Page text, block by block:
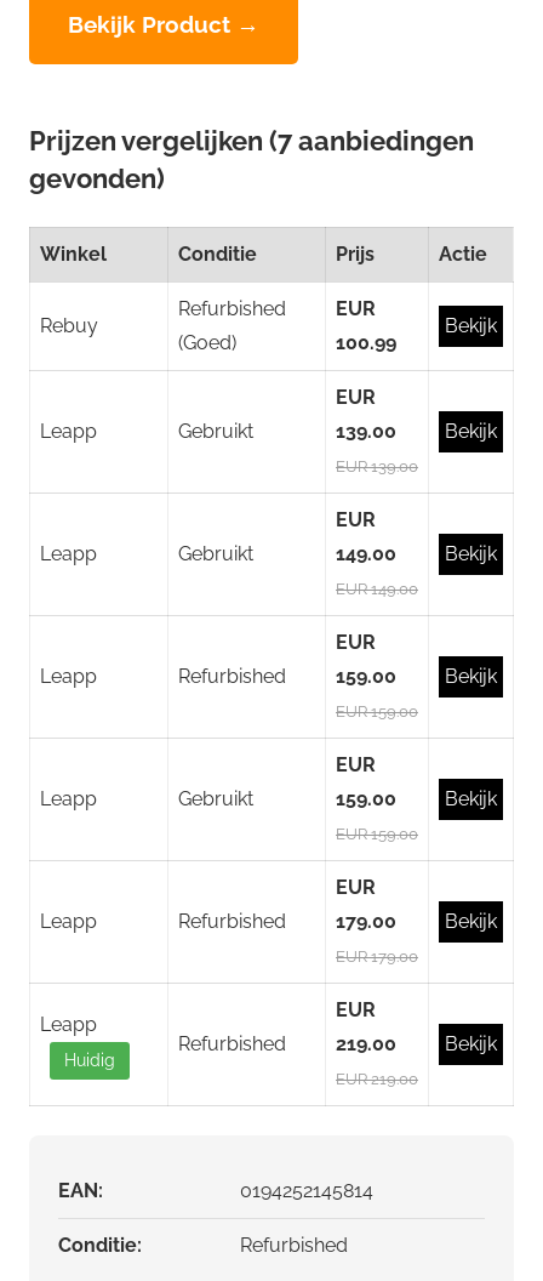
Bekijk Product →
Prijzen vergelijken (7 aanbiedingen
gevonden)
Winkel Conditie Prijs Actie
Rebuy
Refurbished
(Goed)
EUR
100.99
Bekijk
Leapp Gebruikt
EUR
139.00
EUR 139.00
Bekijk
Leapp Gebruikt
EUR
149.00
EUR 149.00
Bekijk
Leapp Refurbished
EUR
159.00
EUR 159.00
Bekijk
Leapp Gebruikt
EUR
159.00
EUR 159.00
Bekijk
Leapp Refurbished
EUR
179.00
EUR 179.00
Bekijk
Leapp
Huidig
Refurbished
EUR
219.00
EUR 219.00
Bekijk
EAN: 0194252145814
Conditie: Refurbished